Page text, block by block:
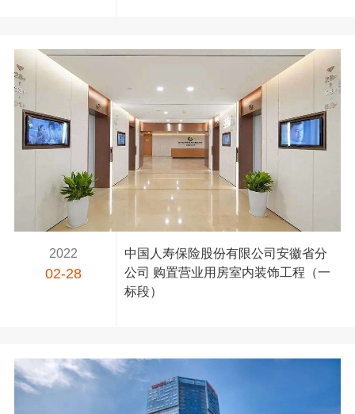
2022
02-28
中国人寿保险股份有限公司安徽省分
公司 购置营业用房室内装饰工程（一
标段）